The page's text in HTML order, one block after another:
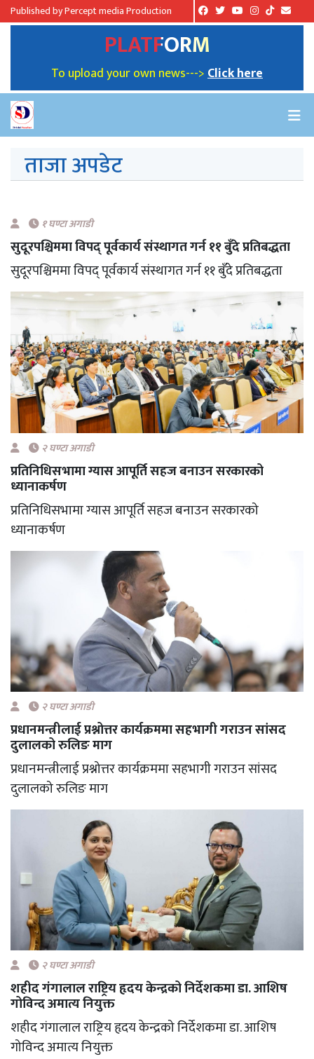
Published by Percept media Production
PLATFORM
To upload your own news--->Click here
ताजा अपडेट
१ घण्टा अगाडी
सुदूरपश्चिममा विपद् पूर्वकार्य संस्थागत गर्न ११ बुँदे प्रतिबद्धता
सुदूरपश्चिममा विपद् पूर्वकार्य संस्थागत गर्न ११ बुँदे प्रतिबद्धता
२ घण्टा अगाडी
प्रतिनिधिसभामा ग्यास आपूर्ति सहज बनाउन सरकारको
ध्यानाकर्षण
प्रतिनिधिसभामा ग्यास आपूर्ति सहज बनाउन सरकारको
ध्यानाकर्षण
२ घण्टा अगाडी
प्रधानमन्त्रीलाई प्रश्नोत्तर कार्यक्रममा सहभागी गराउन सांसद
दुलालको रुलिङ माग
प्रधानमन्त्रीलाई प्रश्नोत्तर कार्यक्रममा सहभागी गराउन सांसद
दुलालको रुलिङ माग
२ घण्टा अगाडी
शहीद गंगालाल राष्ट्रिय हृदय केन्द्रको निर्देशकमा डा. आशिष
गोविन्द अमात्य नियुक्त
शहीद गंगालाल राष्ट्रिय हृदय केन्द्रको निर्देशकमा डा. आशिष
गोविन्द अमात्य नियुक्त